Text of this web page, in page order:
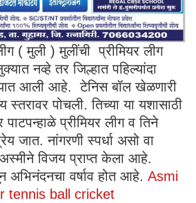
( मुली ) मुलींची प्रीमियर लीग
नव्हे तर जिल्हात पहिल्यांदा
आली आहे. टेनिस बॉल खेळणारी
स्तरावर पोचली. तिच्या या यशासाठी
प्रीमियर लीग व तिने
जात. नांगरणी स्पर्धा असो वा
विजय प्राप्त केला आहे.
अभिनंदनचा वर्षाव होत आहे. Asmi
tennis ball cricket